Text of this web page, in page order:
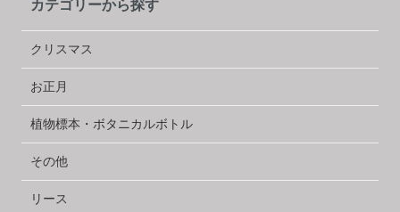
カテゴリーから探す
クリスマス
お正月
植物標本・ボタニカルボトル
その他
リース